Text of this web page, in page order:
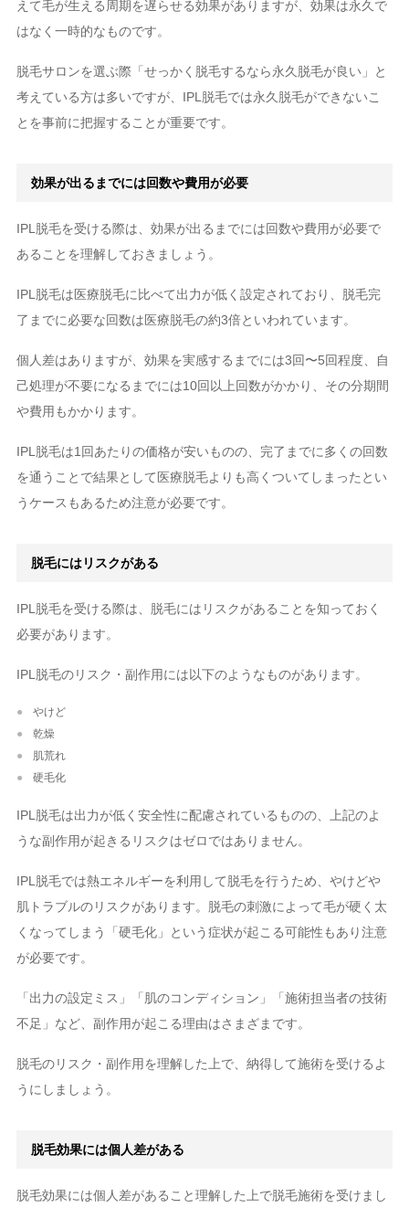
えて毛が生える周期を遅らせる効果がありますが、効果は永久で
はなく一時的なものです。
脱毛サロンを選ぶ際「せっかく脱毛するなら永久脱毛が良い」と
考えている方は多いですが、IPL脱毛では永久脱毛ができないこ
とを事前に把握することが重要です。
効果が出るまでには回数や費用が必要
IPL脱毛を受ける際は、効果が出るまでには回数や費用が必要で
あることを理解しておきましょう。
IPL脱毛は医療脱毛に比べて出力が低く設定されており、脱毛完
了までに必要な回数は医療脱毛の約3倍といわれています。
個人差はありますが、効果を実感するまでには3回〜5回程度、自
己処理が不要になるまでには10回以上回数がかかり、その分期間
や費用もかかります。
IPL脱毛は1回あたりの価格が安いものの、完了までに多くの回数
を通うことで結果として医療脱毛よりも高くついてしまったとい
うケースもあるため注意が必要です。
脱毛にはリスクがある
IPL脱毛を受ける際は、脱毛にはリスクがあることを知っておく
必要があります。
IPL脱毛のリスク・副作用には以下のようなものがあります。
やけど
乾燥
肌荒れ
硬毛化
IPL脱毛は出力が低く安全性に配慮されているものの、上記のよ
うな副作用が起きるリスクはゼロではありません。
IPL脱毛では熱エネルギーを利用して脱毛を行うため、やけどや
肌トラブルのリスクがあります。脱毛の刺激によって毛が硬く太
くなってしまう「硬毛化」という症状が起こる可能性もあり注意
が必要です。
「出力の設定ミス」「肌のコンディション」「施術担当者の技術
不足」など、副作用が起こる理由はさまざまです。
脱毛のリスク・副作用を理解した上で、納得して施術を受けるよ
うにしましょう。
脱毛効果には個人差がある
脱毛効果には個人差があること理解した上で脱毛施術を受けまし